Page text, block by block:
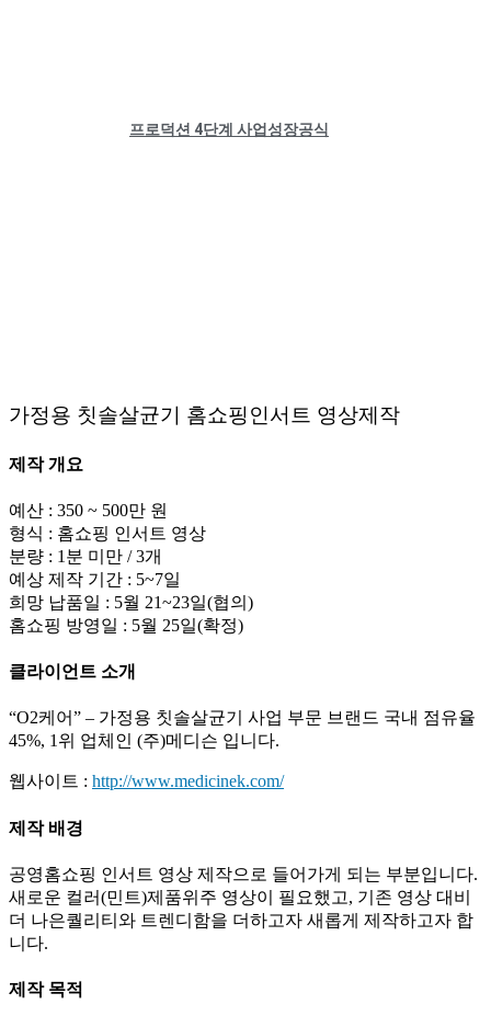
프로덕션 4단계 사업성장공식
가정용 칫솔살균기 홈쇼핑인서트 영상제작
제작 개요
예산 : 350 ~ 500만 원
형식 : 홈쇼핑 인서트 영상
분량 : 1분 미만 / 3개
예상 제작 기간 : 5~7일
희망 납품일 : 5월 21~23일(협의)
홈쇼핑 방영일 : 5월 25일(확정)
클라이언트 소개
“O2케어” – 가정용 칫솔살균기 사업 부문 브랜드 국내 점유율
45%, 1위 업체인 (주)메디슨 입니다.
웹사이트 : http://www.medicinek.com/
제작 배경
공영홈쇼핑 인서트 영상 제작으로 들어가게 되는 부분입니다.
새로운 컬러(민트)제품위주 영상이 필요했고, 기존 영상 대비
더 나은퀄리티와 트렌디함을 더하고자 새롭게 제작하고자 합
니다.
제작 목적